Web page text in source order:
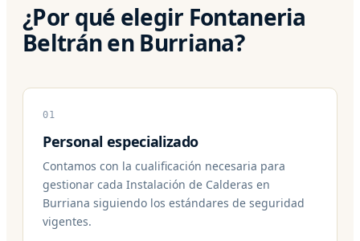
¿Por qué elegir Fontaneria
Beltrán en Burriana?
01
Personal especializado
Contamos con la cualificación necesaria para
gestionar cada Instalación de Calderas en
Burriana siguiendo los estándares de seguridad
vigentes.